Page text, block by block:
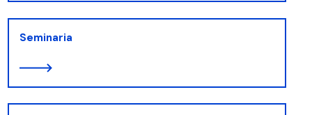
Seminaria